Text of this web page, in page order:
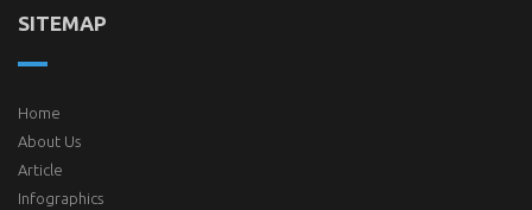
SITEMAP
Home
About Us
Article
Infographics